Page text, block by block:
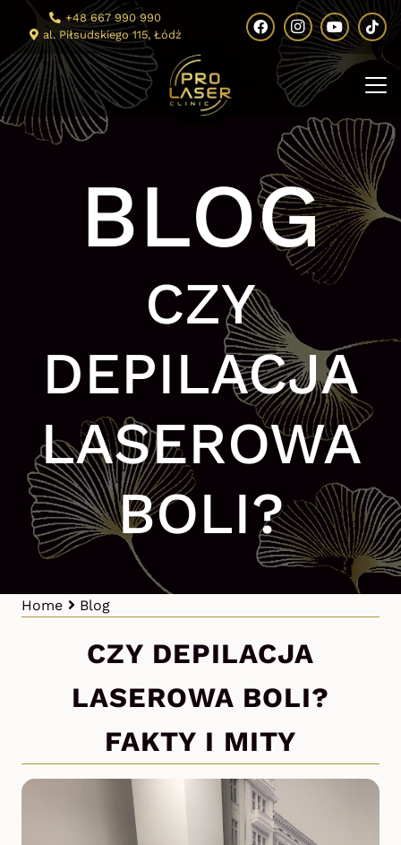
+48 667 990 990
al. Piłsudskiego 115, Łódź
BLOG
CZY
DEPILACJA
LASEROWA
BOLI?
Home Blog
CZY DEPILACJA
LASEROWA BOLI?
FAKTY I MITY